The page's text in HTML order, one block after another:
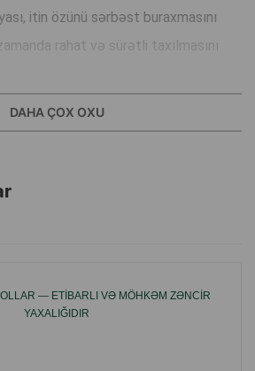
itin özünü sərbəst buraxmasını
rahat və sürətli taxılmasını
uyğun olaraq ölçünü tənzimləmək
malikdir, bununla da boyunu və ya
DAHA ÇOX OXU
— ETIBARLI VƏ MÖHKƏM ZƏNCIR
YAXALIĞIDIR